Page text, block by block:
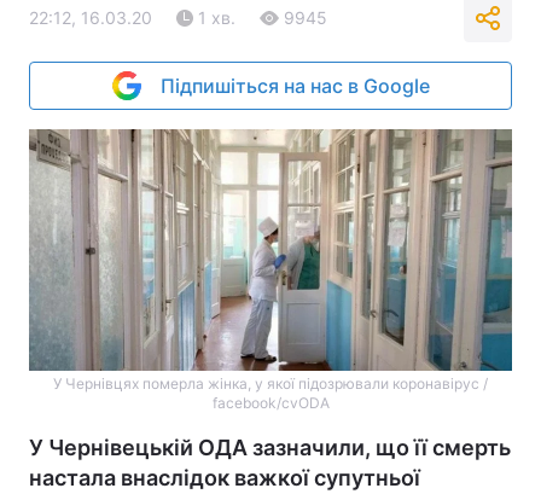
22:12, 16.03.20 1 хв. 9945
Підпишіться на нас в Google
У Чернівцях померла жінка, у якої підозрювали коронавірус /
facebook/cvODA
У Чернівецькій ОДА зазначили, що її смерть
настала внаслідок важкої супутньої